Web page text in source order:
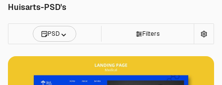
Huisarts-PSD's
PSD Filters